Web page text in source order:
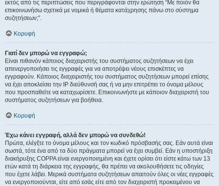
εκτός από τις περιπτώσεις που περιγράφονται στην ερώτηση “Με ποιόν θα
επικοινωνήσω σχετικά με νομικά ή θέματα κατάχρησης πάνω στο σύστημα
συζητήσεων;”.
Κορυφή
Γιατί δεν μπορώ να εγγραφώ;
Είναι πιθανόν κάποιος διαχειριστής του συστήματος συζητήσεων να έχει
απενεργοποιήσει τις εγγραφές για να αποτρέψει νέους επισκέπτες να
εγγραφούν. Κάποιος διαχειριστής του συστήματος συζητήσεων μπορεί επίσης
να έχει αποκλείσει την IP διεύθυνσή σας ή να μην επιτρέπει το όνομα μέλους
που προσπαθείτε να καταχωρίσετε. Επικοινωνήστε με κάποιον διαχειριστή του
συστήματος συζητήσεων για βοήθεια.
Κορυφή
Έχω κάνει εγγραφή, αλλά δεν μπορώ να συνδεθώ!
Πρώτα, ελέγξτε το όνομα μέλους και τον κωδικό πρόσβασής σας. Εάν αυτά είναι
σωστά, τότε ένα από τα δύο πράγματα μπορεί να έχει συμβεί. Εάν η υποστήριξη
διακήρυξης COPPA είναι ενεργοποιημένη και έχετε ορίσει ότι είστε κάτω των 13
ετών κατά τη διάρκεια της εγγραφής, θα πρέπει να ακολουθήσετε τις οδηγίες
που έχετε λάβει. Μερικά συστήματα συζητήσεων απαιτούν όλες οι νέες εγγραφές
να ενεργοποιούνται, είτε από εσάς είτε από τον διαχειριστή προκειμένου να